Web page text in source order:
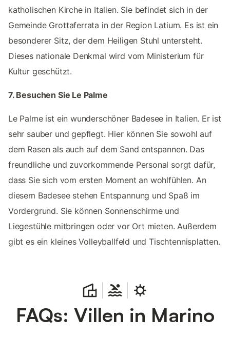
katholischen Kirche in Italien. Sie befindet sich in der
Gemeinde Grottaferrata in der Region Latium. Es ist ein
besonderer Sitz, der dem Heiligen Stuhl untersteht.
Dieses nationale Denkmal wird vom Ministerium für
Kultur geschützt.
7. Besuchen Sie Le Palme
Le Palme ist ein wunderschöner Badesee in Italien. Er ist
sehr sauber und gepflegt. Hier können Sie sowohl auf
dem Rasen als auch auf dem Sand entspannen. Das
freundliche und zuvorkommende Personal sorgt dafür,
dass Sie sich vom ersten Moment an wohlfühlen. An
diesem Badesee stehen Entspannung und Spaß im
Vordergrund. Sie können Sonnenschirme und
Liegestühle mitbringen oder vor Ort mieten. Außerdem
gibt es ein kleines Volleyballfeld und Tischtennisplatten.
FAQs: Villen in Marino